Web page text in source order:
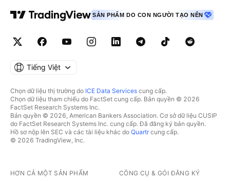
SẢN PHẨM DO CON NGƯỜI TẠO NÊN
Tiếng Việt
Chọn dữ liệu thị trường do ICE Data Services cung cấp.
Chọn dữ liệu tham chiếu do FactSet cung cấp. Bản quyền © 2026
FactSet Research Systems Inc.
Bản quyền © 2026, American Bankers Association. Cơ sở dữ liệu CUSIP
do FactSet Research Systems Inc. cung cấp. Đã đăng ký bản quyền.
Hồ sơ nộp lên SEC và các tài liệu khác do Quartrcung cấp.
© 2026 TradingView, Inc.
HƠN CẢ MỘT SẢN PHẨM CÔNG CỤ & GÓI ĐĂNG KÝ